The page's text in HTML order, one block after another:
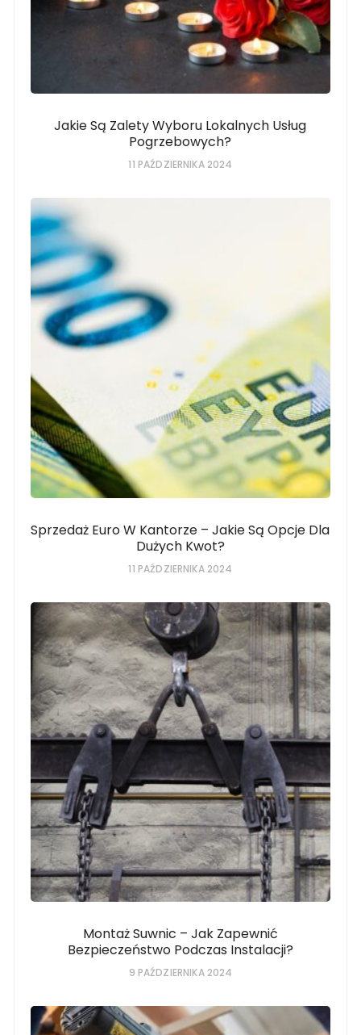
Jakie Są Zalety Wyboru Lokalnych Usług
Pogrzebowych?
11 PAŹDZIERNIKA 2024
Sprzedaż Euro W Kantorze – Jakie Są Opcje Dla
Dużych Kwot?
11 PAŹDZIERNIKA 2024
Montaż Suwnic – Jak Zapewnić
Bezpieczeństwo Podczas Instalacji?
9 PAŹDZIERNIKA 2024